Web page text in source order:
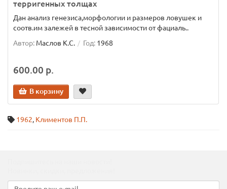
терригенных толщах
Дан анализ генезиса,морфологии и размеров ловушек и
соотв.им залежей в тесной зависимости от фациаль..
Автор: Маслов К.С. Год: 1968
600.00 р.
В корзину
1962, Климентов П.П.